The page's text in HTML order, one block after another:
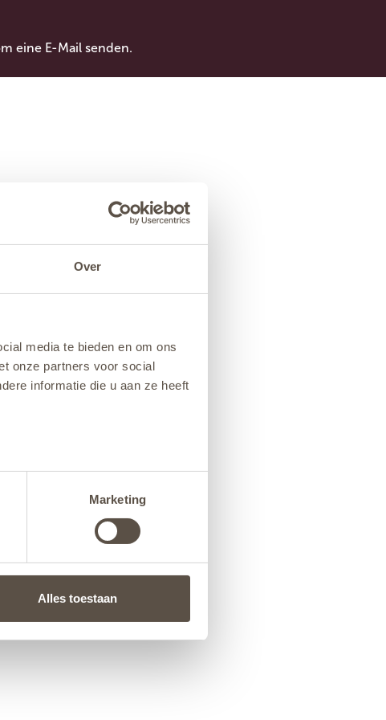
Over
media te bieden en om ons
onze partners voor social
informatie die u aan ze heeft
Marketing
Alles toestaan
eine E-Mail senden.